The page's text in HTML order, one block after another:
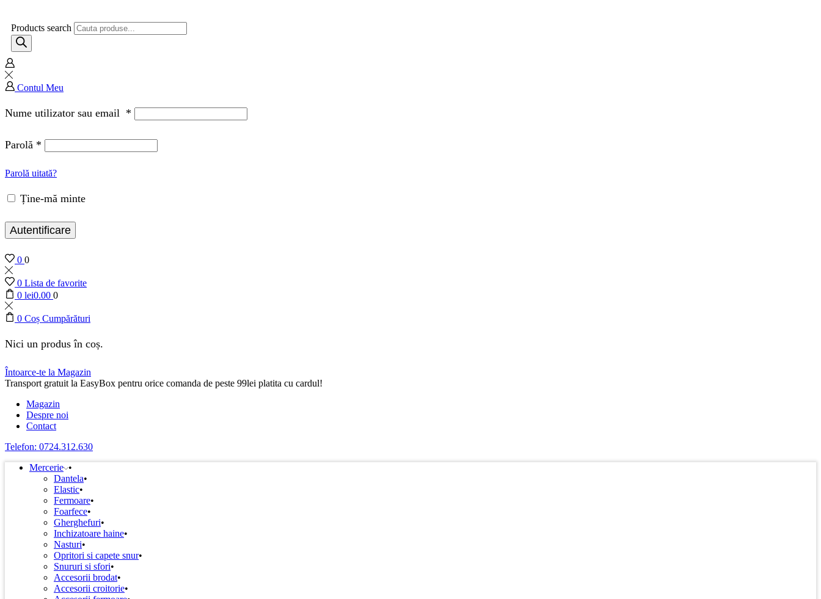
Products search
Contul Meu
Nume utilizator sau email *
Parolă *
Parolă uitată?
Ține-mă minte
Autentificare
0 0
0 Lista de favorite
0 lei0.00 0
0 Coș Cumpărături
Nici un produs în coș.
Întoarce-te la Magazin
Transport gratuit la EasyBox pentru orice comanda de peste 99lei platita cu cardul!
Magazin
Despre noi
Contact
Telefon: 0724.312.630
Mercerie
Dantela
Elastic
Fermoare
Foarfece
Gherghefuri
Inchizatoare haine
Nasturi
Opritori si capete snur
Snururi si sfori
Accesorii brodat
Accesorii croitorie